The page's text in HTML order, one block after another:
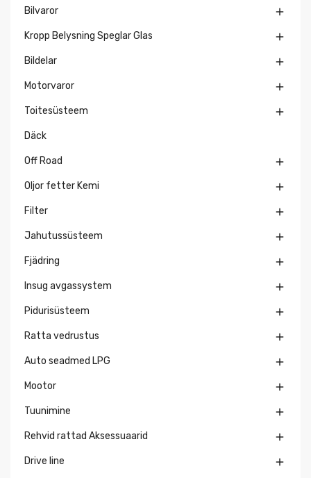
Bilvaror 
Kropp Belysning Speglar Glas 
Bildelar 
Motorvaror 
Toitesüsteem 
Däck
Off Road 
Oljor fetter Kemi 
Filter 
Jahutussüsteem 
Fjädring 
Insug avgassystem 
Pidurisüsteem 
Ratta vedrustus 
Auto seadmed LPG 
Mootor 
Tuunimine 
Rehvid rattad Aksessuaarid 
Drive line 